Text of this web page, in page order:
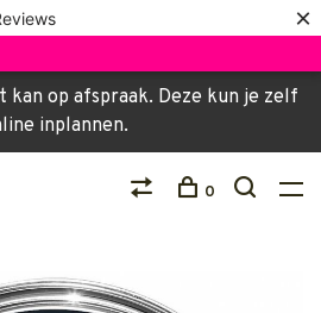
×
kan op afspraak. Deze kun je zelf
inplannen.
0